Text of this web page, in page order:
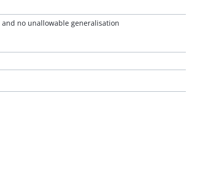
no unallowable generalisation